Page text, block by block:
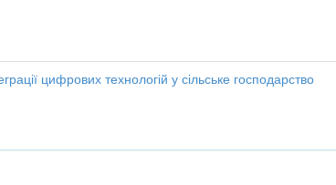
цифрових технологій у сільське господарство